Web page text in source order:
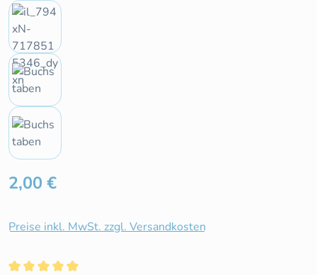
Regulärer Preis:
2,00 €
Preise inkl. MwSt. zzgl. Versandkosten